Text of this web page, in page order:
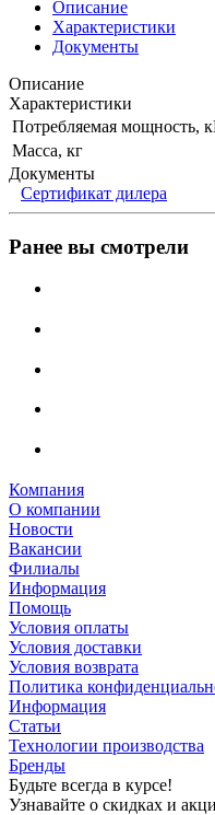
Описание
Характеристики
Документы
Описание
Характеристики
Потребляемая мощность,
Масса, кг
Документы
Сертификат дилера
Ранее вы смотрели
Компания
О компании
Новости
Вакансии
Филиалы
Информация
Помощь
Условия оплаты
Условия доставки
Условия возврата
Политика
Информация
Статьи
Технологии производства
Бренды
Будьте всегда в курсе!
Узнавайте о скидках и